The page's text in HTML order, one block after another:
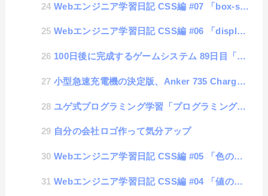
Webエンジニア学習日記 CSS編 #07 「box-sizing」
Webエンジニア学習日記 CSS編 #06 「display」
100日後に完成するゲームシステム 89日目「ログイン方法の変更」
小型急速充電機の決定版、Anker 735 Chargerのレビュー
ユゲ式プログラミング学習「プログラミング初心者の心得」
自分の会社ロゴ作って気分アップ
Webエンジニア学習日記 CSS編 #05 「色の書き方」
Webエンジニア学習日記 CSS編 #04 「値の単位」